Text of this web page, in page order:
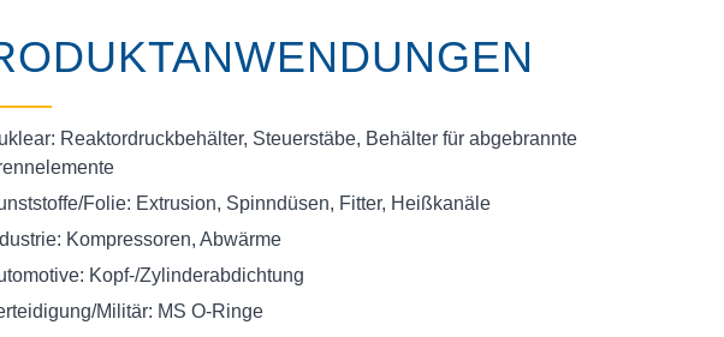
Reaktordruckbehälter, Steuerstäbe, Behälter für abgebrannte
Folie: Extrusion, Spinndüsen, Fitter, Heißkanäle
Kompressoren, Abwärme
Kopf-/Zylinderabdichtung
Militär: MS O-Ringe